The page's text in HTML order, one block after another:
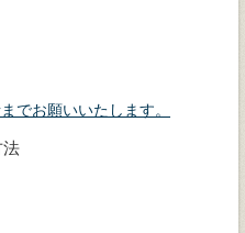
でお願いいたします。
法